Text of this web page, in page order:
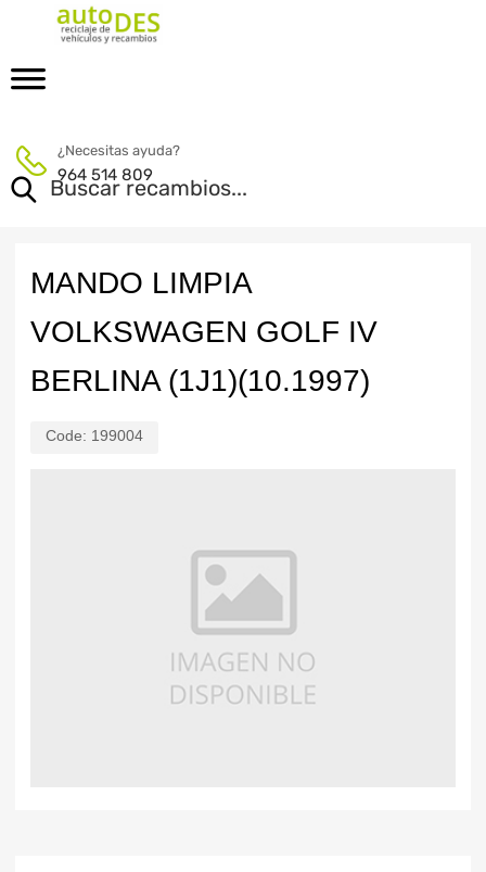
¿Necesitas ayuda?
964 514 809
MANDO LIMPIA
VOLKSWAGEN GOLF IV
BERLINA (1J1)(10.1997)
Code: 199004